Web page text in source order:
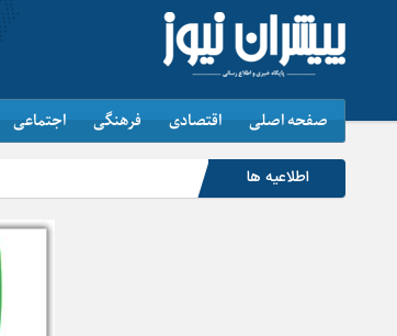
صفحه اصلی اقتصادی فرهنگی اجتماعی
اطلاعیه ها